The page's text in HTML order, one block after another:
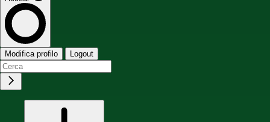
Modifica profilo Logout